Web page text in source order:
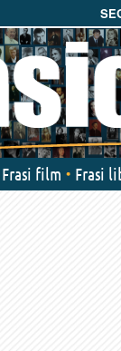
Frasi film Frasi